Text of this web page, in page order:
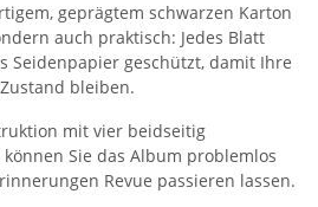
geprägtem schwarzen Karton
auch praktisch: Jedes Blatt
Seidenpapier geschützt, damit Ihre
bleiben.
mit vier beidseitig
Sie das Album problemlos
Revue passieren lassen.